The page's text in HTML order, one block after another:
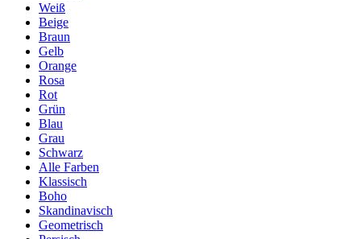
Weiß
Beige
Braun
Gelb
Orange
Rosa
Rot
Grün
Blau
Grau
Schwarz
Alle Farben
Klassisch
Boho
Skandinavisch
Geometrisch